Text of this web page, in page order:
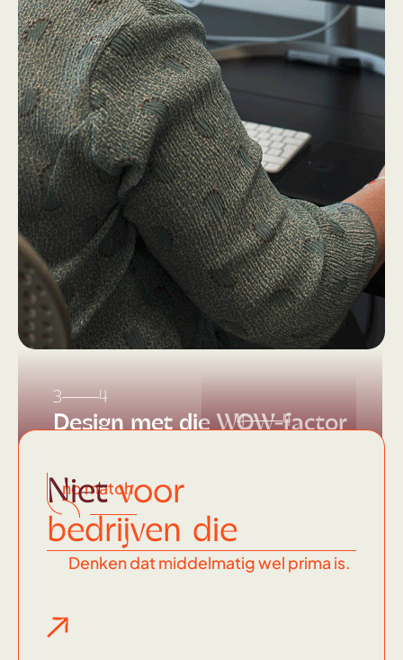
3 4
Design met die WOW-factor
4 4
no match
Nietvoor
bedrijven die
Denken dat middelmatig wel prima is.